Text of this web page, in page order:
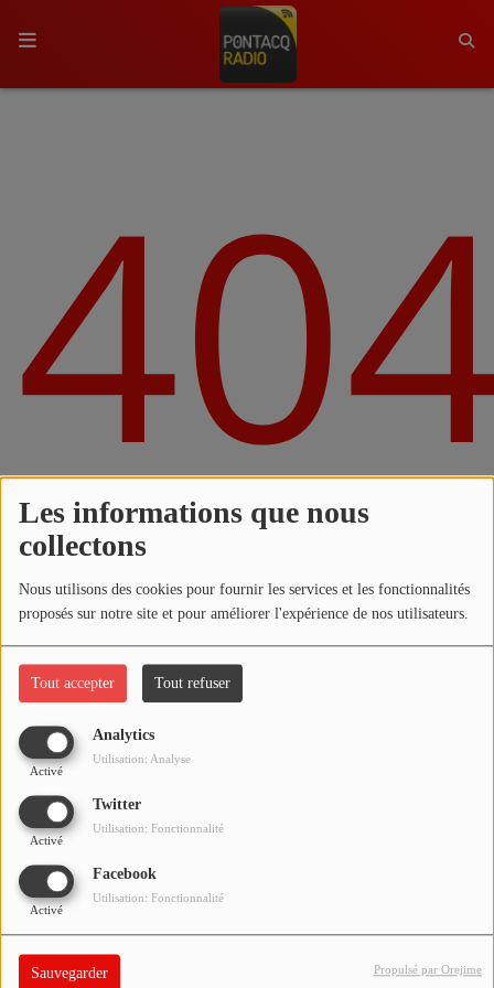
Les informations que nous
collectons
Nous utilisons des cookies pour fournir les services et les fonctionnalités
proposés sur notre site et pour améliorer l'expérience de nos utilisateurs.
Tout accepter Tout refuser
Analytics
Activé
Utilisation: Analyse
Twitter
Activé
Utilisation: Fonctionnalité
Facebook
Activé
Utilisation: Fonctionnalité
Sauvegarder Propulsé par Orejime
GRILLE DES PROGRAMMES
C'ÉTAIT QUOI CE TITRE ?
NOS PROGRAMMES COURTS
ARCHIVES - SAISONS PASSÉES
VOS ÉMISSIONS EN IMAGES
ANNONCEURS & ESPACE PRO
VOTRE PUBLICITÉ SUR PONTACQ RADIO
LOCATION DE STUDIOS
ÉDUCATION AUX MÉDIAS ET À
L'INFORMATION
EN QUOI ÇA CONSISTE ?
ÉCOUTEZ LES PRODUCTIONS
Oups, vous avez
rencontré une erreur.
Il semble que la page que vous recherchez n’existe plus.